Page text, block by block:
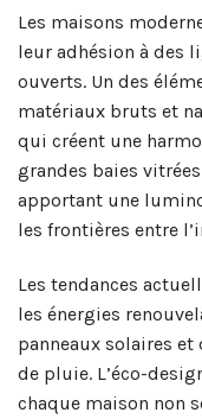
Les maisons
leur adhésion à des
ouverts. Un des
matériaux bruts et
qui créent une
grandes baies
apportant une
les frontières entre
Les tendances
les énergies
panneaux solaires et
de pluie. L’éco-
chaque maison non